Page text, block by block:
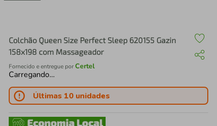
Colchão Queen Size Perfect Sleep 620155 Gazin
158x198 com Massageador
Fornecido e entregue porCertel
Carregando…
Últimas 10 unidades